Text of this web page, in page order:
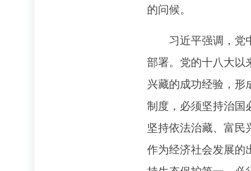
的问候。
习近平强调，党中
部署。党的十八大以
兴藏的成功经验，
制度，必须坚持治国
坚持依法治藏、富
作为经济社会发展的